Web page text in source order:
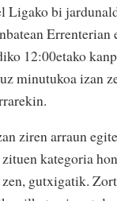
Ligako bi
Errenterian
12:00etako
minutukoa izan
ziren arraun
kategoria
gutxigatik.